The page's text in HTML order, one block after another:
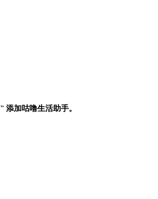
" 添加咕噜生活助手。